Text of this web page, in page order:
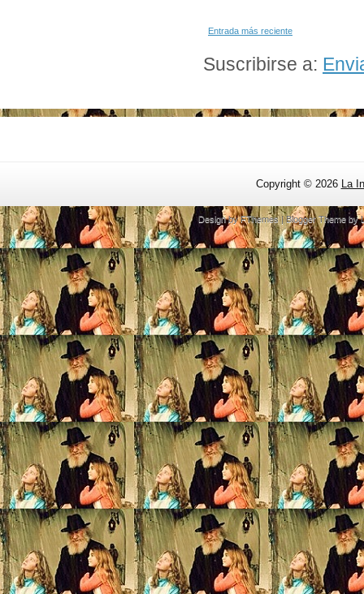
Entrada más reciente
Suscribirse a:
Copyright © 2026 La
Design byFThemes| Blogger Theme by